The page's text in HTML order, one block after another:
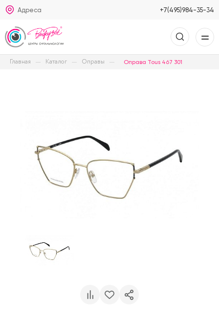
Адреса +7(495)984-35-34
Главная Каталог Оправы Оправа Tous 467 301